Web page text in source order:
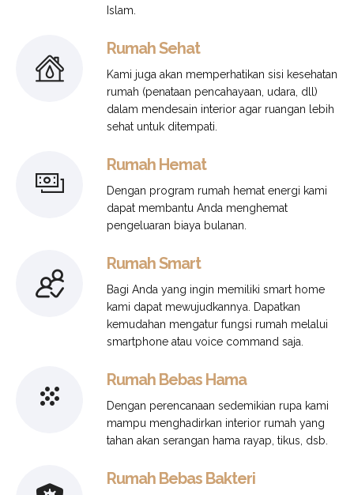
Islam.
Rumah Sehat
Kami juga akan memperhatikan sisi kesehatan
rumah (penataan pencahayaan, udara, dll)
dalam mendesain interior agar ruangan lebih
sehat untuk ditempati.
Rumah Hemat
Dengan program rumah hemat energi kami
dapat membantu Anda menghemat
pengeluaran biaya bulanan.
Rumah Smart
Bagi Anda yang ingin memiliki smart home
kami dapat mewujudkannya. Dapatkan
kemudahan mengatur fungsi rumah melalui
smartphone atau voice command saja.
Rumah Bebas Hama
Dengan perencanaan sedemikian rupa kami
mampu menghadirkan interior rumah yang
tahan akan serangan hama rayap, tikus, dsb.
Rumah Bebas Bakteri